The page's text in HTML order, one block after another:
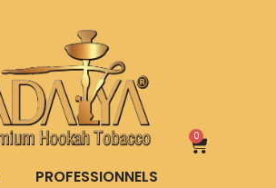
0
PROFESSIONNELS